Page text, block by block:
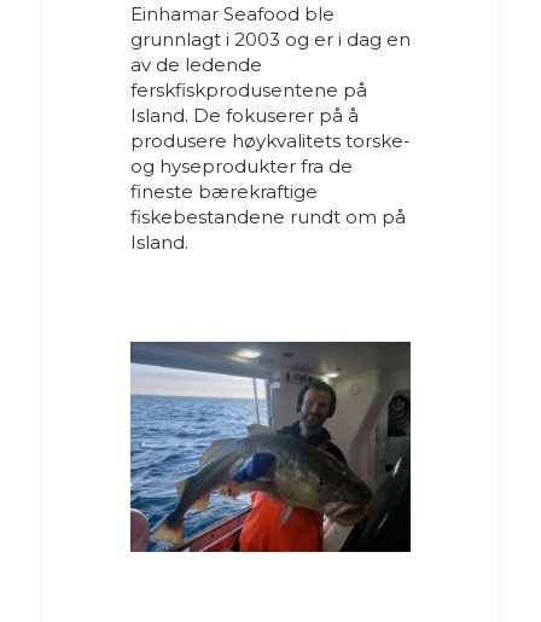
Einhamar Seafood ble
grunnlagt i 2003 og er i dag en
av de ledende
ferskfiskprodusentene på
Island. De fokuserer på å
produsere høykvalitets torske-
og hyseprodukter fra de
fineste bærekraftige
fiskebestandene rundt om på
Island.